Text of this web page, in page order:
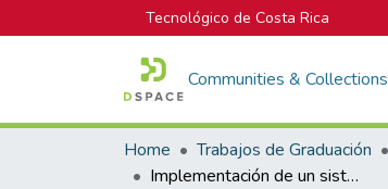
Tecnológico de Costa Rica
Communities & Collections
Home Trabajos de Graduación
Implementación de un sistema de monitoreo para pastoreo de precisión mediante el análisis de suelo y gestión a través de información de sensores remotos para la mejora en la calidad y optimización en la producción de forrajes en Finca La Granja ubicada en Pacayas de Alvarado, Cartago